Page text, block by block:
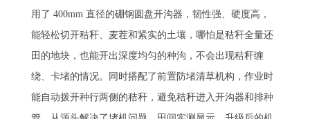
用了 400mm 直径的硼钢圆盘开沟器，韧性强、硬度高，
能轻松切开秸秆、麦茬和紧实的土壤，哪怕是秸秆全量还
田的地块，也能开出深度均匀的种沟，不会出现秸秆缠
绕、卡堵的情况。同时搭配了前置防堵清草机构，作业时
能自动拨开种行两侧的秸秆，避免秸秆进入开沟器和排种